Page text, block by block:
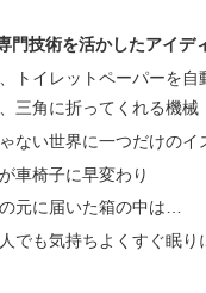
門技術を活かしたアイデ
トイレットペーパーを自
三角に折ってくれる機械
ない世界に一つだけのイ
車椅子に早変わり
元に届いた箱の中は…
でも気持ちよくすぐ眠り